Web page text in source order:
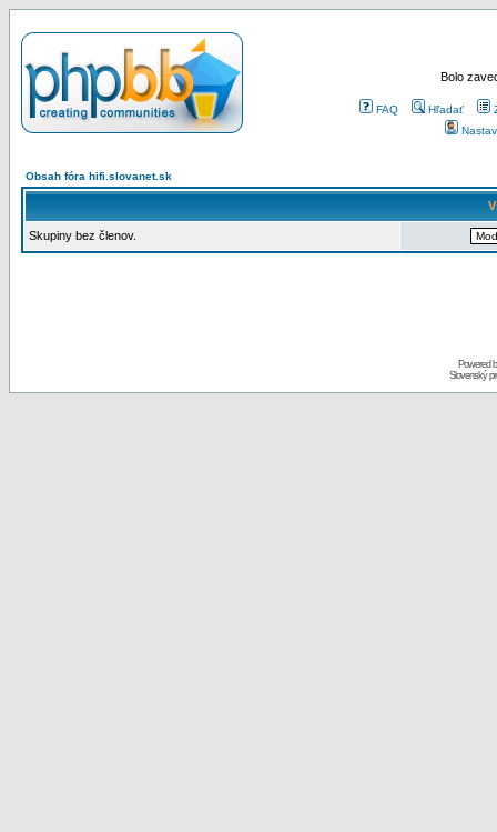
Bolo
FAQ Hľadať
Obsah fóra hifi.slovanet.sk
Skupiny bez členov.
Powered
Slovenský